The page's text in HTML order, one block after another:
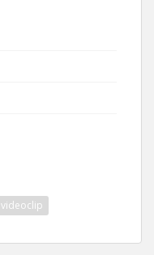
videoclip